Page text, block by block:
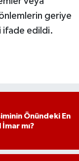
geriye
ifade edildi.
Önündeki En
mı?